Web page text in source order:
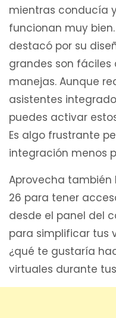
mientras conducía
funcionan muy
destacó por su
grandes son fáciles
manejas. Aunque
asistentes
puedes activar
Es algo frustrante
integración menos
Aprovecha también
26 para tener
desde el panel del
para simplificar tus
¿qué te gustaría
virtuales durante